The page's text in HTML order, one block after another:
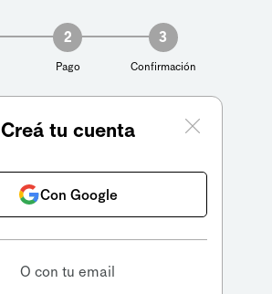
2
Pago
3
Confirmación
Creá tu cuenta
Con Google
O con tu email